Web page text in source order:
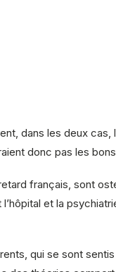
dans les deux
donc pas les
français, sont
et la
qui se sont